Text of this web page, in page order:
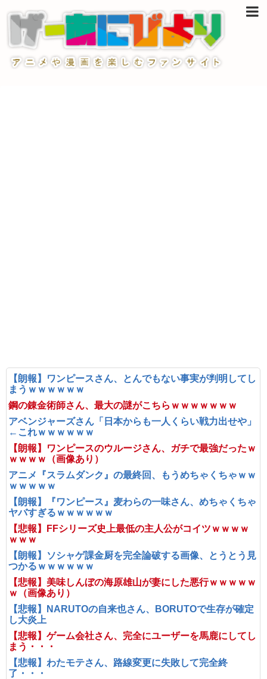
【朗報】ワンピースさん、とんでもない事実が判明してし
まうｗｗｗｗｗｗ
鋼の錬金術師さん、最大の謎がこちらｗｗｗｗｗｗｗ
アベンジャーズさん「日本からも一人くらい戦力出せや」
←これｗｗｗｗｗｗ
【朗報】ワンピースのウルージさん、ガチで最強だったｗ
ｗｗｗｗ（画像あり）
アニメ『スラムダンク』の最終回、もうめちゃくちゃｗｗ
ｗｗｗｗｗ
【朗報】『ワンピース』麦わらの一味さん、めちゃくちゃ
ヤバすぎるｗｗｗｗｗｗ
【悲報】FFシリーズ史上最低の主人公がコイツｗｗｗｗ
ｗｗｗ
【朗報】ソシャゲ課金厨を完全論破する画像、とうとう見
つかるｗｗｗｗｗｗ
【悲報】美味しんぼの海原雄山が妻にした悪行ｗｗｗｗｗ
ｗ（画像あり）
【悲報】NARUTOの自来也さん、BORUTOで生存が確定
し大炎上
【悲報】ゲーム会社さん、完全にユーザーを馬鹿にしてし
まう・・・
【悲報】わたモテさん、路線変更に失敗して完全終
了・・・